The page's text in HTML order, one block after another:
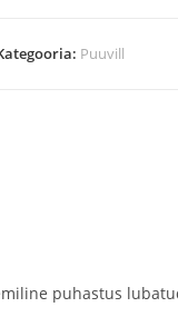
Puuvill
puhastus